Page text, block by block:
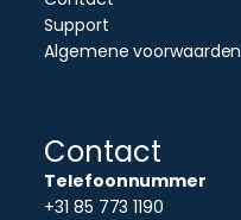
Support
Algemene voorwaarden
Contact
Telefoonnummer
+31 85 773 1190